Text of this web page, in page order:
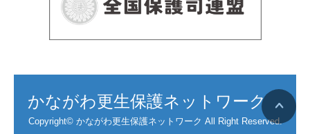
かながわ更生保護ネットワーク
Copyright© かながわ更生保護ネットワーク All Right Reserved.